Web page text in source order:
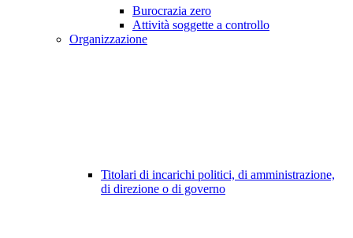
Burocrazia zero
Attività soggette a controllo
Organizzazione
Titolari di incarichi politici, di amministrazione,
di direzione o di governo